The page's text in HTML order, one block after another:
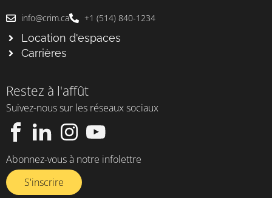
info@crim.ca +1 (514) 840-1234
Location d'espaces
Carrières
Restez à l'affût
Suivez-nous sur les réseaux sociaux
Abonnez-vous à notre infolettre​
S'inscrire